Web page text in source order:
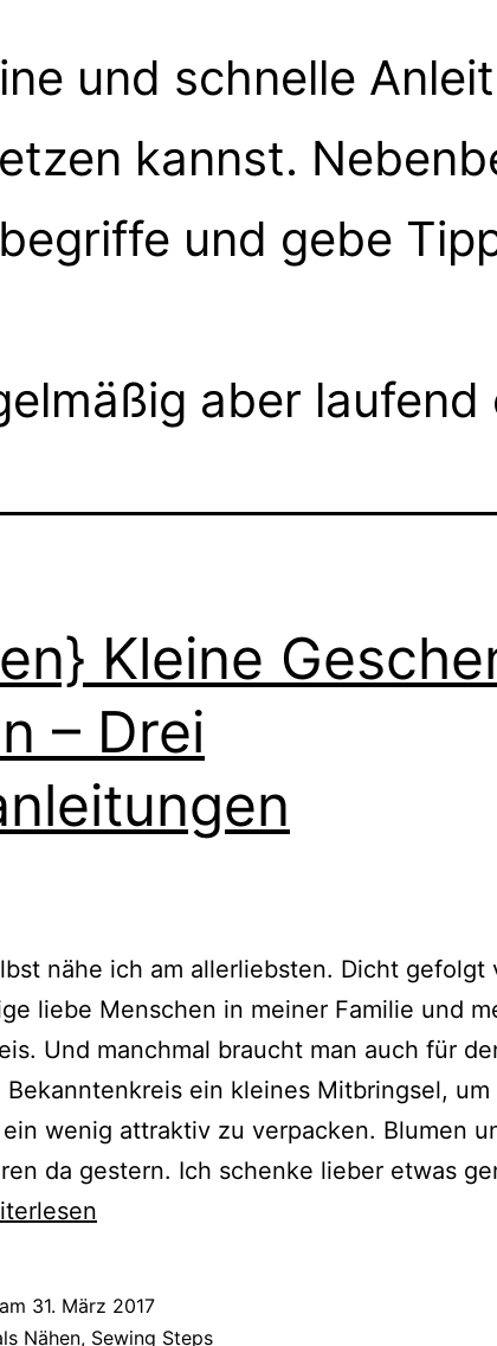
und schnelle
kannst.
und gebe
aber
Kleine
– Drei
nähe ich am allerliebsten. Dicht gefolgt
liebe Menschen in meiner Familie und
Und manchmal braucht man auch für
ein kleines Mitbringsel, um
wenig attraktiv zu verpacken. Blumen
da gestern. Ich schenke lieber etwas
31. März 2017
Nähen, Sewing Steps